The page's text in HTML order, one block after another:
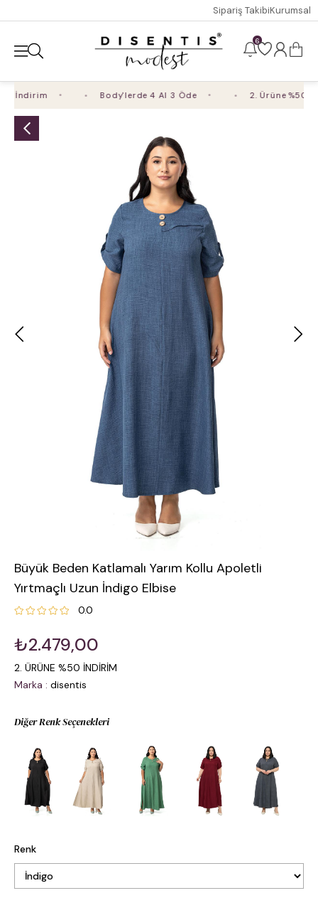
Sipariş TakibiKurumsal
6
İndirim Body'lerde 4 Al 3 Öde 2. Ürüne %50
Büyük Beden Katlamalı Yarım Kollu Apoletli
Yırtmaçlı Uzun İndigo Elbise
0.0
₺2.479,00
2. ÜRÜNE %50 İNDİRİM
Marka : disentis
Diğer Renk Seçenekleri
Renk